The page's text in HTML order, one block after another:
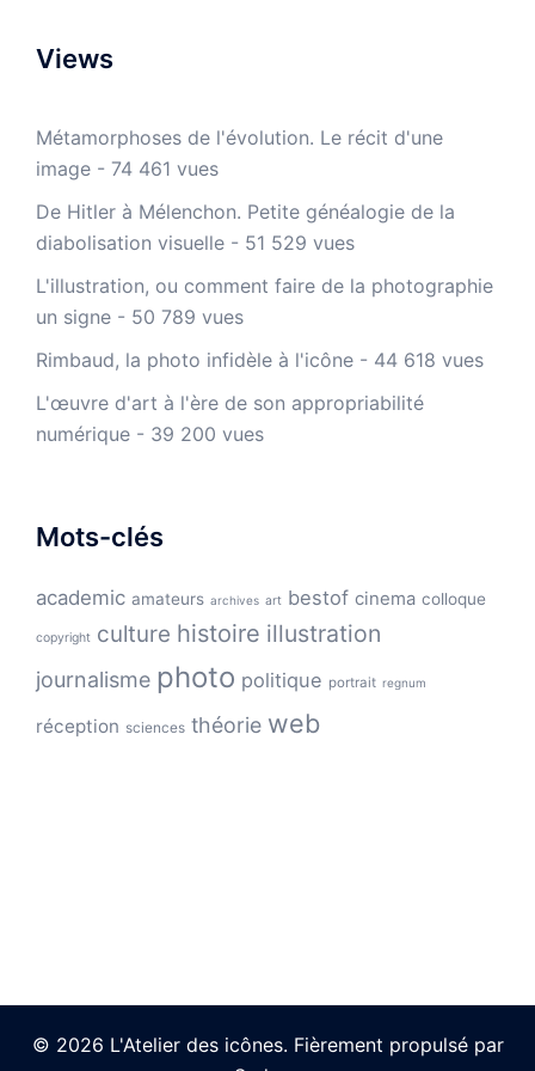
Views
Métamorphoses de l'évolution. Le récit d'une
image - 74 461 vues
De Hitler à Mélenchon. Petite généalogie de la
diabolisation visuelle - 51 529 vues
L'illustration, ou comment faire de la photographie
un signe - 50 789 vues
Rimbaud, la photo infidèle à l'icône - 44 618 vues
L'œuvre d'art à l'ère de son appropriabilité
numérique - 39 200 vues
Mots-clés
academic amateurs archives art bestof cinema colloque
copyright culture histoire illustration
journalisme photo politique portrait regnum
réception sciences théorie web
© 2026 L'Atelier des icônes. Fièrement propulsé par